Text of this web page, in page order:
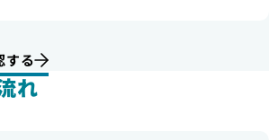
する
れ